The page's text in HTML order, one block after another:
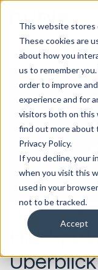
This website stores
These cookies are
about how you
us to remember
order to improve
experience and for
visitors both on this
find out more about
Privacy Policy.
If you decline, your
when you visit this
used in your
not to be tracked.
Accept
29.04.2025